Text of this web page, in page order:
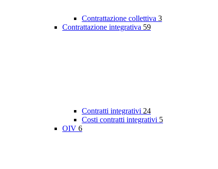
Contrattazione collettiva 3
Contrattazione integrativa 59
Contratti integrativi 24
Costi contratti integrativi 5
OIV 6